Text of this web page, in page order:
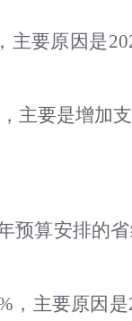
主要原因是
主要是增加
预算安排的
，主要原因